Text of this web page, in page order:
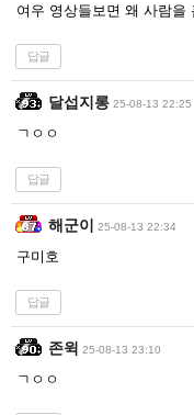
여우 영상들보면 왜 사람을
답글
달섭지롱 25-08-13 22:25
ㄱㅇㅇ
답글
해군이 25-08-13 22:34
구미호
답글
존윅 25-08-13 23:10
ㄱㅇㅇ